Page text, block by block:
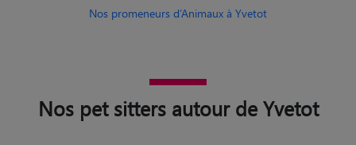
Nos promeneurs d’Animaux à Yvetot
Nos pet sitters autour de Yvetot